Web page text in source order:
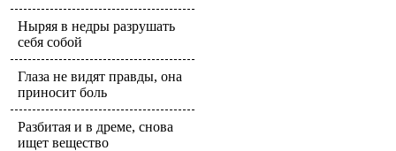
Ныряя в недры разрушать
себя собой
Глаза не видят правды, она
приносит боль
Разбитая и в дреме, снова
ищет вещество